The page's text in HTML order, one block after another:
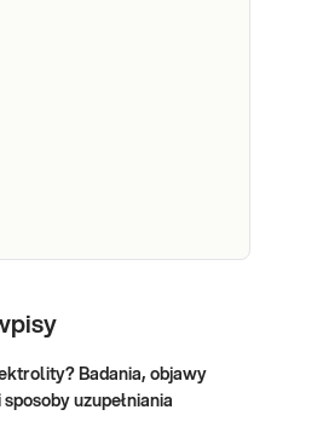
kilkanaście serotypów
wykrywa obecność
materiału genetycznego
Badania, objawy
uzupełniania